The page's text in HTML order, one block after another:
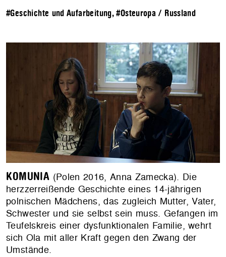
#Geschichte und Aufarbeitung,#Osteuropa / Russland
KOMUNIA (Polen 2016, Anna Zamecka). Die
herzzerreißende Geschichte eines 14-jährigen
polnischen Mädchens, das zugleich Mutter, Vater,
Schwester und sie selbst sein muss. Gefangen im
Teufelskreis einer dysfunktionalen Familie, wehrt
sich Ola mit aller Kraft gegen den Zwang der
Umstände.